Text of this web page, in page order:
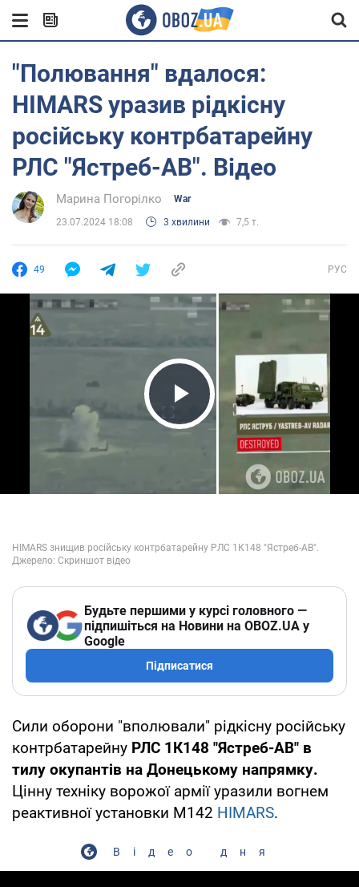
"Полювання" вдалося:
HIMARS уразив рідкісну
російську контрбатарейну
РЛС "Ястреб-АВ". Відео
Марина Погорілко War
23.07.2024 18:08 3 хвилини 7,5 т.
49 РУС
Play Video
Будьте першими у курсі головного —
підпишіться на Новини на OBOZ.UA у
Google
Підписатися
Сили оборони "вполювали" рідкісну російську
контрбатарейну РЛС 1К148 "Ястреб-АВ" в
тилу окупантів на Донецькому напрямку.
Цінну техніку ворожої армії уразили вогнем
реактивної установки М142 HIMARS.
Відео дня